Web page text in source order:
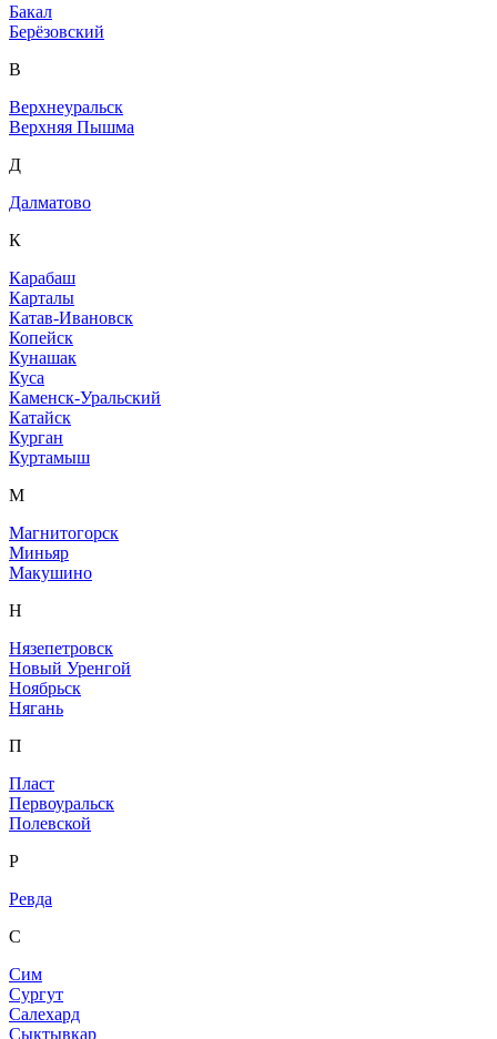
Бакал
Берёзовский
В
Верхнеуральск
Верхняя Пышма
Д
Далматово
К
Карабаш
Карталы
Катав-Ивановск
Копейск
Кунашак
Куса
Каменск-Уральский
Катайск
Курган
Куртамыш
М
Магнитогорск
Миньяр
Макушино
Н
Нязепетровск
Новый Уренгой
Ноябрьск
Нягань
П
Пласт
Первоуральск
Полевской
Р
Ревда
С
Сим
Сургут
Салехард
Сыктывкар